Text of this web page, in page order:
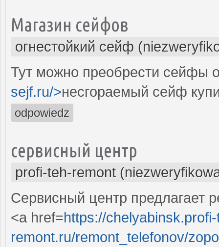
Магазин сейфов
огнестойкий сейф
Тут можно преобрести сейфы
sejf.ru/>несгораемый сейф
odpowiedz
сервисный центр
profi-teh-remont
Сервисный центр предлагает
<a href=https://
remont.ru/remont_telefonov/